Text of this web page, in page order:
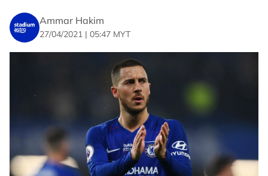
Ammar Hakim
27/04/2021 | 05:47 MYT